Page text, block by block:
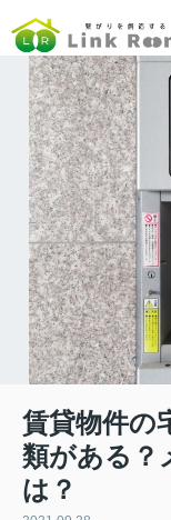
賃貸物件の
類がある？
は？